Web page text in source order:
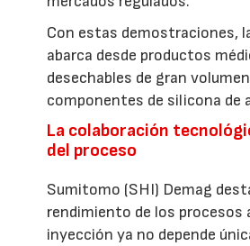
Con estas demostraciones,
abarca desde productos
desechables de gran
componentes de silicona de
La colaboración
del proceso
Sumitomo (SHI) Demag
rendimiento de los procesos
inyección ya no depende